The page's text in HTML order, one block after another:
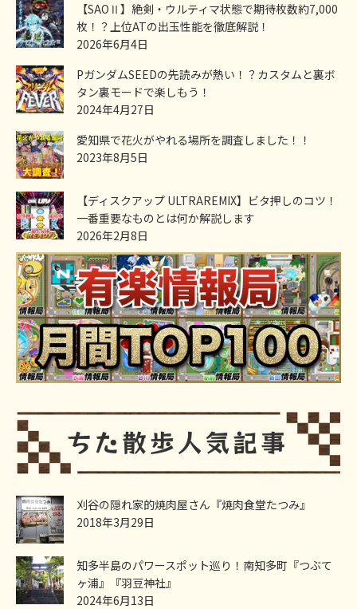
【SAOⅡ】絶剣・ウルティマ状態で期待枚数約7,000
枚！？上位ATの出玉性能を徹底解説！
2026年6月4日
PガンダムSEEDの先読みが熱い！？カスタムと裏ボ
タン裏モードで楽しもう！
2024年4月27日
愛知県で花火がやれる場所を調査しました！！
2023年8月5日
【ディスクアップ ULTRAREMIX】ビタ押しのコツ！
一番重要なものとは何か解説します
2026年2月8日
刈谷の隠れ家的焼肉屋さん『焼肉食堂たつみ』
2018年3月29日
知多半島のパワースポット巡り！南知多町『つぶて
ヶ浦』『羽豆神社』
2024年6月13日